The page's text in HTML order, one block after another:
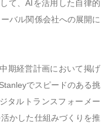
て、AIを活用した自律的
バル関係会社への展開に
期経営計画において掲げ
でスピードのある挑
タルトランスフォーメー
かした仕組みづくりを推